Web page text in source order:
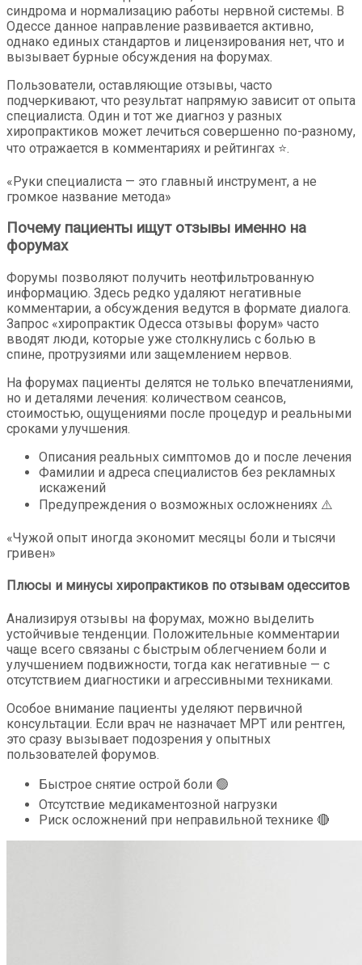
синдрома и нормализацию работы нервной системы. В
Одессе данное направление развивается активно,
однако единых стандартов и лицензирования нет, что и
вызывает бурные обсуждения на форумах.
Пользователи, оставляющие отзывы, часто
подчеркивают, что результат напрямую зависит от опыта
специалиста. Один и тот же диагноз у разных
хиропрактиков может лечиться совершенно по-разному,
что отражается в комментариях и рейтингах ⭐.
«Руки специалиста — это главный инструмент, а не
громкое название метода»
Почему пациенты ищут отзывы именно на
форумах
Форумы позволяют получить неотфильтрованную
информацию. Здесь редко удаляют негативные
комментарии, а обсуждения ведутся в формате диалога.
Запрос «хиропрактик Одесса отзывы форум» часто
вводят люди, которые уже столкнулись с болью в
спине, протрузиями или защемлением нервов.
На форумах пациенты делятся не только впечатлениями,
но и деталями лечения: количеством сеансов,
стоимостью, ощущениями после процедур и реальными
сроками улучшения.
Описания реальных симптомов до и после лечения
Фамилии и адреса специалистов без рекламных
искажений
Предупреждения о возможных осложнениях ⚠️
«Чужой опыт иногда экономит месяцы боли и тысячи
гривен»
Плюсы и минусы хиропрактиков по отзывам одесситов
Анализируя отзывы на форумах, можно выделить
устойчивые тенденции. Положительные комментарии
чаще всего связаны с быстрым облегчением боли и
улучшением подвижности, тогда как негативные — с
отсутствием диагностики и агрессивными техниками.
Особое внимание пациенты уделяют первичной
консультации. Если врач не назначает МРТ или рентген,
это сразу вызывает подозрения у опытных
пользователей форумов.
Быстрое снятие острой боли 🟢
Отсутствие медикаментозной нагрузки
Риск осложнений при неправильной технике 🔴